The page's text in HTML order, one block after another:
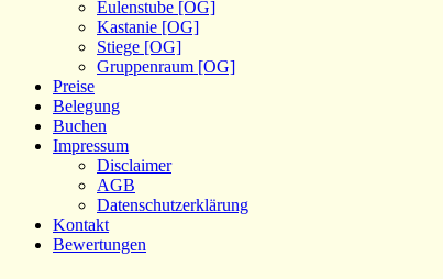
Eulenstube [OG]
Kastanie [OG]
Stiege [OG]
Gruppenraum [OG]
Preise
Belegung
Buchen
Impressum
Disclaimer
AGB
Datenschutzerklärung
Kontakt
Bewertungen